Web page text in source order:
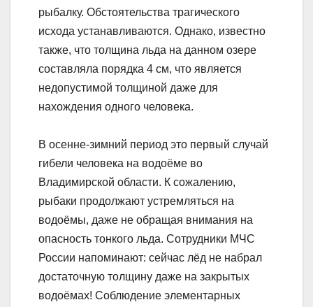
рыбалку. Обстоятельства трагического
исхода устанавливаются. Однако, известно
также, что толщина льда на данном озере
составляла порядка 4 см, что является
недопустимой толщиной даже для
нахождения одного человека.
В осенне-зимний период это первый случай
гибели человека на водоёме во
Владимирской области. К сожалению,
рыбаки продолжают устремляться на
водоёмы, даже не обращая внимания на
опасность тонкого льда. Сотрудники МЧС
России напоминают: сейчас лёд не набрал
достаточную толщину даже на закрытых
водоёмах! Соблюдение элементарных